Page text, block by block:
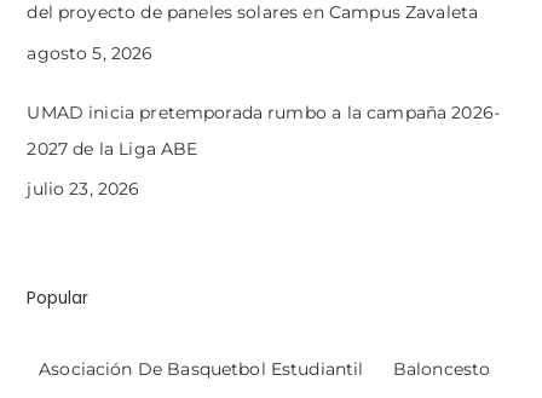
del proyecto de paneles solares en Campus Zavaleta
agosto 5, 2026
UMAD inicia pretemporada rumbo a la campaña 2026-
2027 de la Liga ABE
julio 23, 2026
Popular
Asociación De Basquetbol Estudiantil Baloncesto